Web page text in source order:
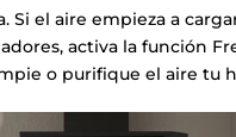
Si el aire empieza a
activa la función
o purifique el aire tu